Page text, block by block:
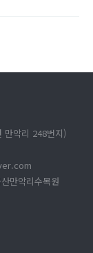
만악리 248번지)
만악리수목원